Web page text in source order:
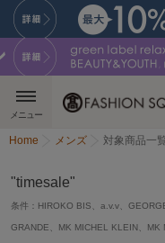
メニュー
Home メンズ 対象商品一
"timesale"
条件： HIROKO BIS、a.v.v、
GRANDE、MK MICHEL KLEIN、